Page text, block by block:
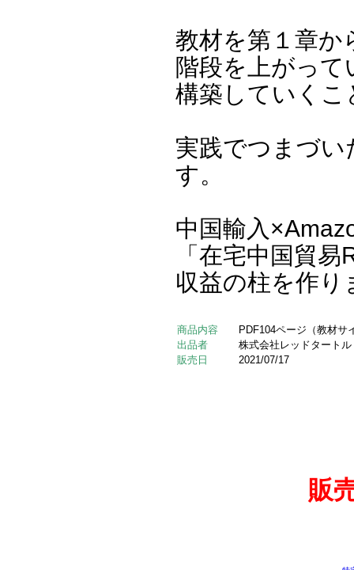
教材を第１章か
階段を上がっ
構築していく
実践でつまづい
す。
中国輸入
「在宅中国貿
収益の柱を作り
商品内容
PDF104ページ（教材サ
出品者
株式会社レッドタートル
販売日
2021/07/17
販